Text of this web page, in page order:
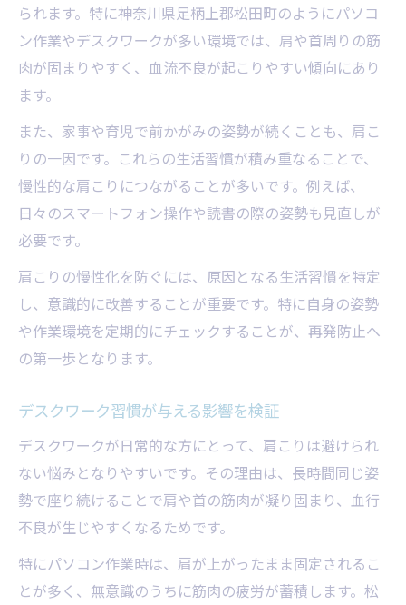
られます。特に神奈川県足柄上郡松田町のようにパソコ
ン作業やデスクワークが多い環境では、肩や首周りの筋
肉が固まりやすく、血流不良が起こりやすい傾向にあり
ます。
また、家事や育児で前かがみの姿勢が続くことも、肩こ
りの一因です。これらの生活習慣が積み重なることで、
慢性的な肩こりにつながることが多いです。例えば、
日々のスマートフォン操作や読書の際の姿勢も見直しが
必要です。
肩こりの慢性化を防ぐには、原因となる生活習慣を特定
し、意識的に改善することが重要です。特に自身の姿勢
や作業環境を定期的にチェックすることが、再発防止へ
の第一歩となります。
デスクワーク習慣が与える影響を検証
デスクワークが日常的な方にとって、肩こりは避けられ
ない悩みとなりやすいです。その理由は、長時間同じ姿
勢で座り続けることで肩や首の筋肉が凝り固まり、血行
不良が生じやすくなるためです。
特にパソコン作業時は、肩が上がったまま固定されるこ
とが多く、無意識のうちに筋肉の疲労が蓄積します。松